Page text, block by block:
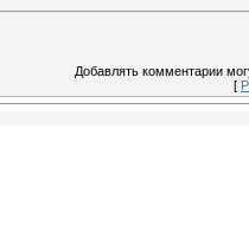
Добавлять комментарии
[